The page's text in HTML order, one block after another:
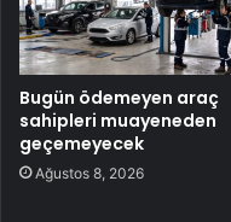
Bugün ödemeyen araç
sahipleri muayeneden
geçemeyecek
Ağustos 8, 2026